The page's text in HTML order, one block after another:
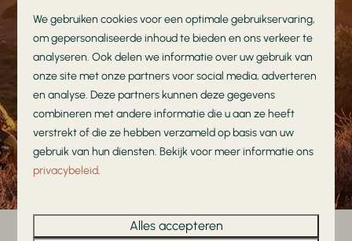
en ontspanning.
Meer over de omgeving
We gebruiken cookies voor een optimale gebruikservaring,
om gepersonaliseerde inhoud te bieden en ons verkeer te
analyseren. Ook delen we informatie over uw gebruik van
onze site met onze partners voor social media, adverteren
en analyse. Deze partners kunnen deze gegevens
combineren met andere informatie die u aan ze heeft
verstrekt of die ze hebben verzameld op basis van uw
gebruik van hun diensten. Bekijk voor meer informatie ons
privacybeleid.
Alles accepteren